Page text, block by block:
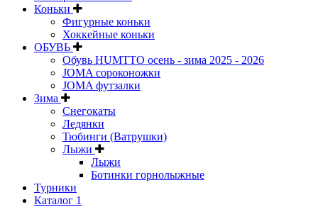
Коньки
Фигурные коньки
Хоккейные коньки
ОБУВЬ
Обувь HUMTTO осень - зима 2025 - 2026
JOMA сороконожки
JOMA футзалки
Зима
Снегокаты
Ледянки
Тюбинги (Ватрушки)
Лыжи
Лыжи
Ботинки горнолыжные
Турники
Каталог 1